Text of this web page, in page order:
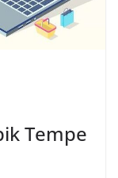
Tempe